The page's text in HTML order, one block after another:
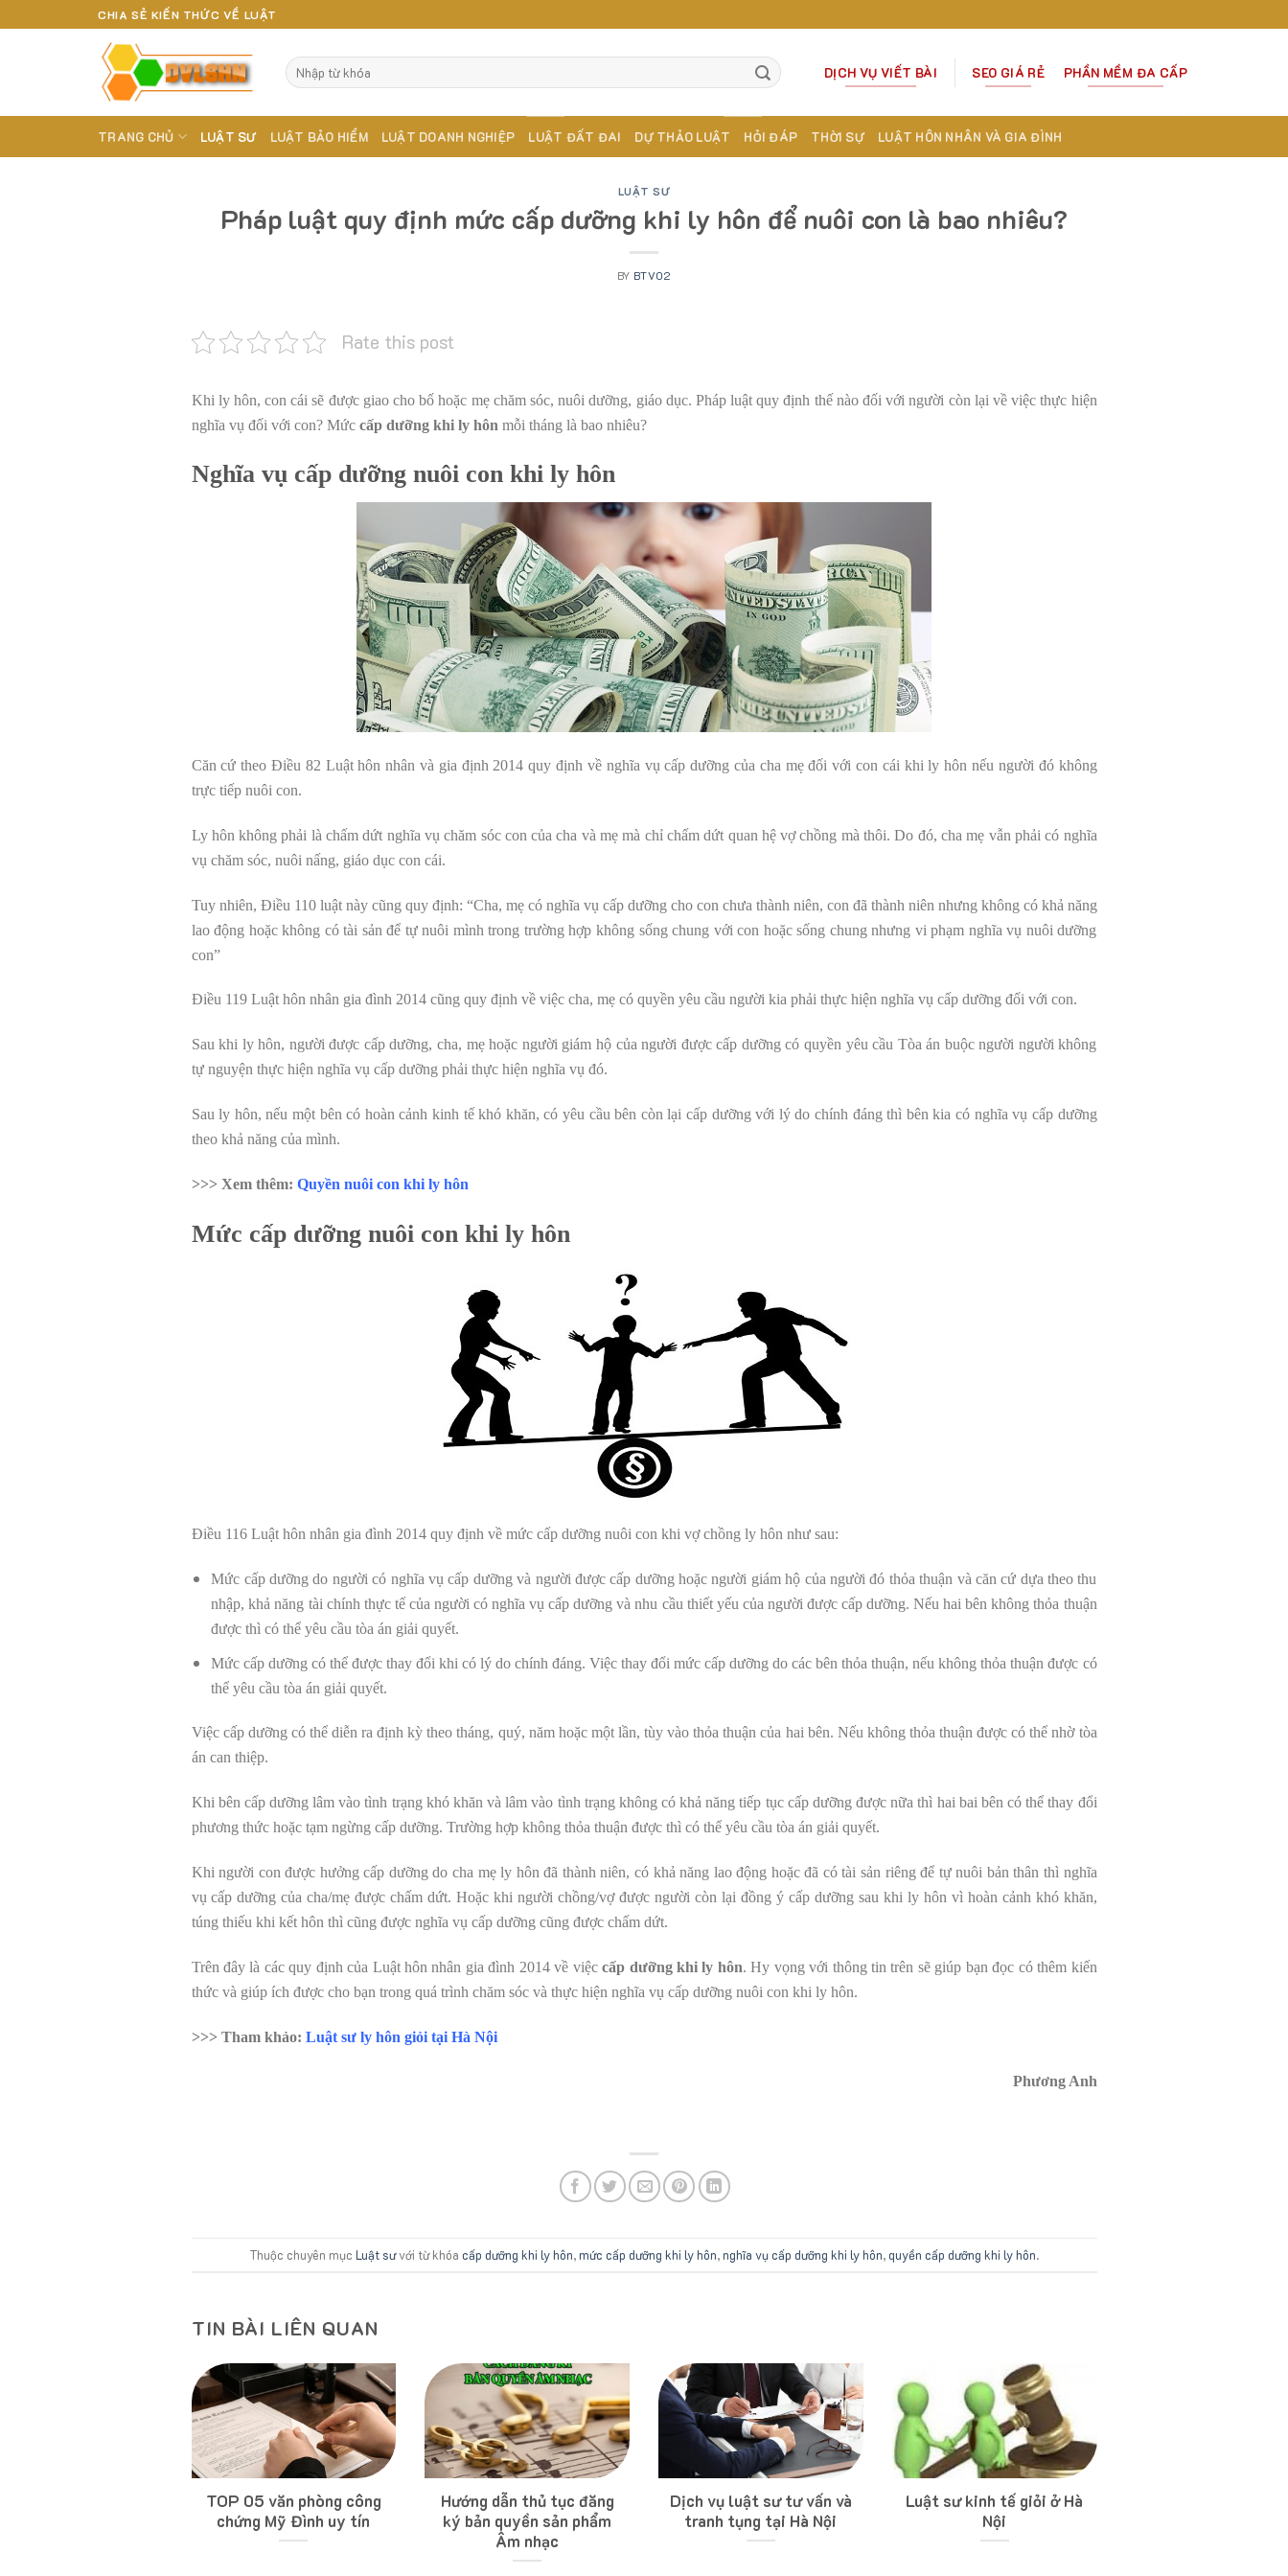
to
CHIA SẺ KIẾN THỨC VỀ LUẬT
DỊCH VỤ VIẾT BÀI SEO GIÁ RẺ PHẦN MỀM ĐA CẤP
TRANG CHỦ LUẬT SƯ LUẬT BẢO HIỂM LUẬT DOANH NGHIỆP LUẬT ĐẤT ĐAI DỰ THẢO LUẬT HỎI ĐÁP THỜI SỰ LUẬT HÔN NHÂN VÀ GIA ĐÌNH
LUẬT SƯ
Pháp luật quy định mức cấp dưỡng khi ly hôn để nuôi con là bao nhiêu?
BY BTV02
Rate this post
Khi ly hôn, con cái sẽ được giao cho bố hoặc mẹ chăm sóc, nuôi dưỡng, giáo dục. Pháp luật quy định thế nào đối với người còn lại về việc thực hiện
nghĩa vụ đối với con? Mức cấp dưỡng khi ly hôn mỗi tháng là bao nhiêu?
Nghĩa vụ cấp dưỡng nuôi con khi ly hôn
Căn cứ theo Điều 82 Luật hôn nhân và gia định 2014 quy định về nghĩa vụ cấp dưỡng của cha mẹ đối với con cái khi ly hôn nếu người đó không
trực tiếp nuôi con.
Ly hôn không phải là chấm dứt nghĩa vụ chăm sóc con của cha và mẹ mà chỉ chấm dứt quan hệ vợ chồng mà thôi. Do đó, cha mẹ vẫn phải có nghĩa
vụ chăm sóc, nuôi nấng, giáo dục con cái.
Tuy nhiên, Điều 110 luật này cũng quy định: “Cha, mẹ có nghĩa vụ cấp dưỡng cho con chưa thành niên, con đã thành niên nhưng không có khả năng
lao động hoặc không có tài sản để tự nuôi mình trong trường hợp không sống chung với con hoặc sống chung nhưng vi phạm nghĩa vụ nuôi dưỡng
con”
Điều 119 Luật hôn nhân gia đình 2014 cũng quy định về việc cha, mẹ có quyền yêu cầu người kia phải thực hiện nghĩa vụ cấp dưỡng đối với con.
Sau khi ly hôn, người được cấp dưỡng, cha, mẹ hoặc người giám hộ của người được cấp dưỡng có quyền yêu cầu Tòa án buộc người người không
tự nguyện thực hiện nghĩa vụ cấp dưỡng phải thực hiện nghĩa vụ đó.
Sau ly hôn, nếu một bên có hoàn cảnh kinh tế khó khăn, có yêu cầu bên còn lại cấp dưỡng với lý do chính đáng thì bên kia có nghĩa vụ cấp dưỡng
theo khả năng của mình.
>>> Xem thêm: Quyền nuôi con khi ly hôn
Mức cấp dưỡng nuôi con khi ly hôn
Điều 116 Luật hôn nhân gia đình 2014 quy định về mức cấp dưỡng nuôi con khi vợ chồng ly hôn như sau:
Mức cấp dưỡng do người có nghĩa vụ cấp dưỡng và người được cấp dưỡng hoặc người giám hộ của người đó thỏa thuận và căn cứ dựa theo thu
nhập, khả năng tài chính thực tế của người có nghĩa vụ cấp dưỡng và nhu cầu thiết yếu của người được cấp dưỡng. Nếu hai bên không thỏa thuận
được thì có thể yêu cầu tòa án giải quyết.
Mức cấp dưỡng có thể được thay đổi khi có lý do chính đáng. Việc thay đổi mức cấp dưỡng do các bên thỏa thuận, nếu không thỏa thuận được có
thể yêu cầu tòa án giải quyết.
Việc cấp dưỡng có thể diễn ra định kỳ theo tháng, quý, năm hoặc một lần, tùy vào thỏa thuận của hai bên. Nếu không thỏa thuận được có thể nhờ tòa
án can thiệp.
Khi bên cấp dưỡng lâm vào tình trạng khó khăn và lâm vào tình trạng không có khả năng tiếp tục cấp dưỡng được nữa thì hai bai bên có thể thay đổi
phương thức hoặc tạm ngừng cấp dưỡng. Trường hợp không thỏa thuận được thì có thể yêu cầu tòa án giải quyết.
Khi người con được hưởng cấp dưỡng do cha mẹ ly hôn đã thành niên, có khả năng lao động hoặc đã có tài sản riêng để tự nuôi bản thân thì nghĩa
vụ cấp dưỡng của cha/mẹ được chấm dứt. Hoặc khi người chồng/vợ được người còn lại đồng ý cấp dưỡng sau khi ly hôn vì hoàn cảnh khó khăn,
túng thiếu khi kết hôn thì cũng được nghĩa vụ cấp dưỡng cũng được chấm dứt.
Trên đây là các quy định của Luật hôn nhân gia đình 2014 về việccấp dưỡng khi ly hôn. Hy vọng với thông tin trên sẽ giúp bạn đọc có thêm kiến
thức và giúp ích được cho bạn trong quá trình chăm sóc và thực hiện nghĩa vụ cấp dưỡng nuôi con khi ly hôn.
>>> Tham khảo: Luật sư ly hôn giỏi tại Hà Nội
Phương Anh
Thuộc chuyên mục Luật sưvới từ khóa cấp dưỡng khi ly hôn,mức cấp dưỡng khi ly hôn,nghĩa vụ cấp dưỡng khi ly hôn,quyền cấp dưỡng khi ly hôn.
TIN BÀI LIÊN QUAN
TOP 05 văn phòng công
chứng Mỹ Đình uy tín
Hướng dẫn thủ tục đăng
ký bản quyền sản phẩm
Âm nhạc
Dịch vụ luật sư tư vấn và
tranh tụng tại Hà Nội
Luật sư kinh tế giỏi ở Hà
Nội